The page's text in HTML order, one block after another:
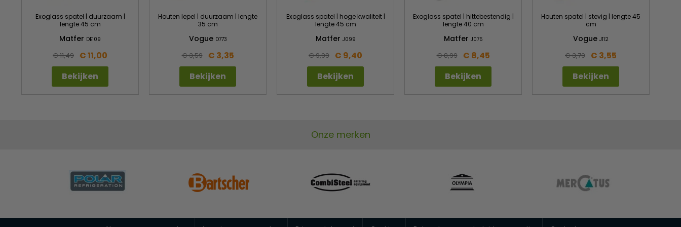
Exoglass spatel | duurzaam |
lengte 45 cm
Matfer DE109
€ 11,49 € 11,00
Bekijken
Houten lepel | duurzaam | lengte
35 cm
Vogue D773
€ 3,59
€ 3,35
Bekijken
Exoglass spatel | hoge kwaliteit |
lengte 45 cm
Matfer J099
€ 9,99 € 9,40
Bekijken
Exoglass spatel | hittebestendig |
lengte 40 cm
Matfer J075
€ 8,99
€ 8,45
Bekijken
Houten spatel | stevig | lengte 45
cm
Vogue J112
€ 3,79 € 3,55
Bekijken
Onze merken